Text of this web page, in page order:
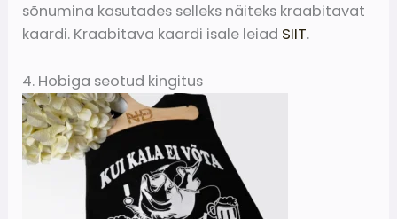
sõnumina kasutades selleks näiteks kraabitavat
kaardi. Kraabitava kaardi isale leiad SIIT.
4. Hobiga seotud kingitus